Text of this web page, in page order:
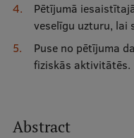
Pētījumā
veselīgu uzturu, lai
Puse no pētījuma
fiziskās aktivitātēs.
Abstract